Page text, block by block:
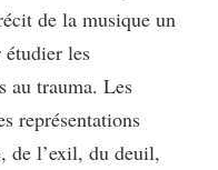
de la musique un
les
au trauma. Les
représentations
de l’exil, du deuil,